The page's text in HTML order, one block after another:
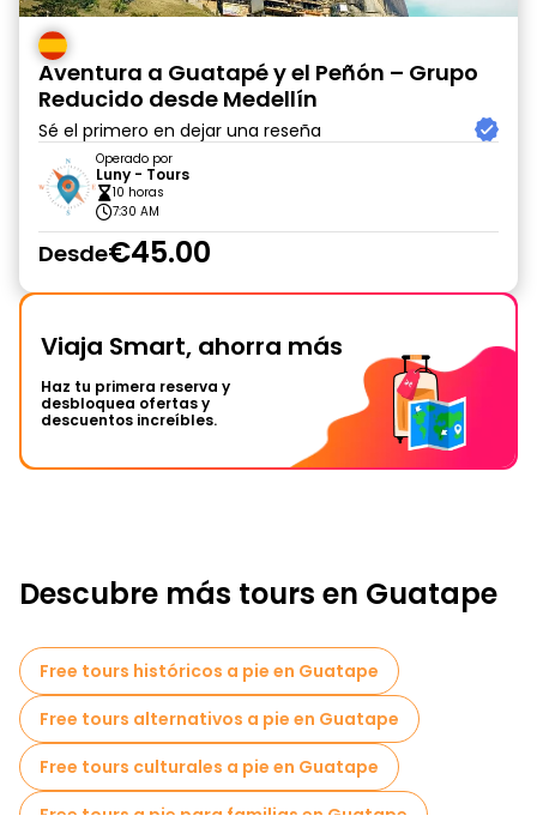
Aventura a Guatapé y el Peñón – Grupo
Reducido desde Medellín
Sé el primero en dejar una reseña
Operado por
Luny - Tours
10 horas
7:30 AM
Desde€45.00
Viaja Smart, ahorra más
Haz tu primera reserva y
desbloquea ofertas y
descuentos increíbles.
Descubre más tours en Guatape
Free tours históricos a pie en Guatape
Free tours alternativos a pie en Guatape
Free tours culturales a pie en Guatape
Free tours a pie para familias en Guatape